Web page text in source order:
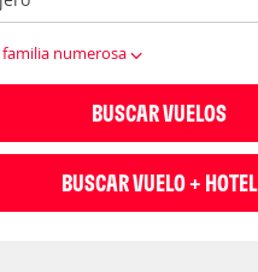
familia numerosa
BUSCAR VUELOS
BUSCAR VUELO + HOTEL